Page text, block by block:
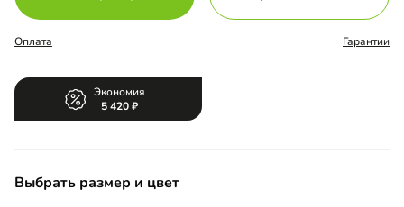
Оплата Гарантии
Экономия
5 420
Выбрать размер и цвет